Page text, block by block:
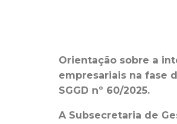
Orientação sobre a
empresariais na fase
SGGD nº 60/2025.
A Subsecretaria de